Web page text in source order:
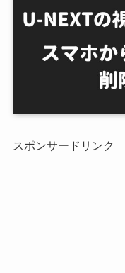
スポンサードリンク